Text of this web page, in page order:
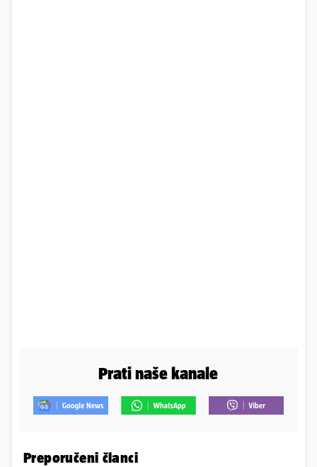
Prati naše kanale
Preporučeni članci